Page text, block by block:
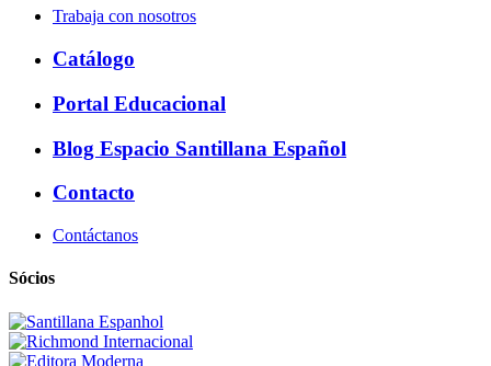
Trabaja con nosotros
Catálogo
Portal Educacional
Blog Espacio Santillana Español
Contacto
Contáctanos
Sócios